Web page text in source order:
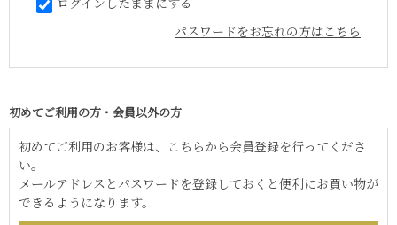
パスワードをお忘れの方はこちら
初めてご利用の方・会員以外の方
初めてご利用のお客様は、こちらから会員登録を行ってくださ
い。
メールアドレスとパスワードを登録しておくと便利にお買い物が
できるようになります。